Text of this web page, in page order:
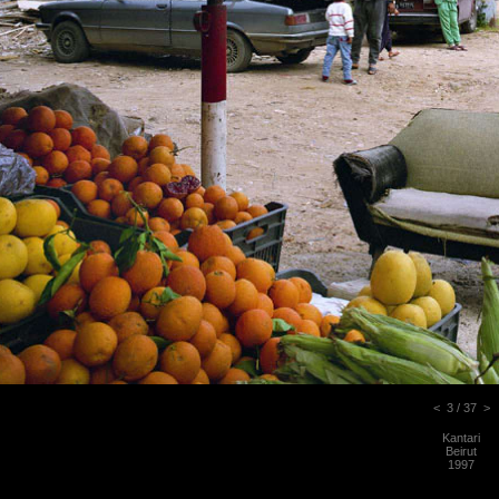
< 3 / 37 >
Kantari
Beirut
1997